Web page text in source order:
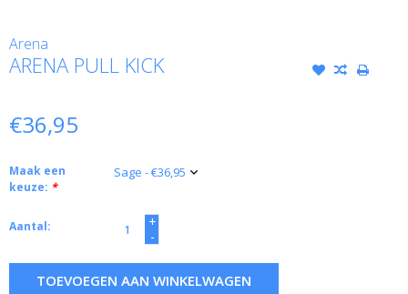
Arena
ARENA PULL KICK
€36,95
Maak een
keuze: *
Aantal:
+
-
TOEVOEGEN AAN WINKELWAGEN